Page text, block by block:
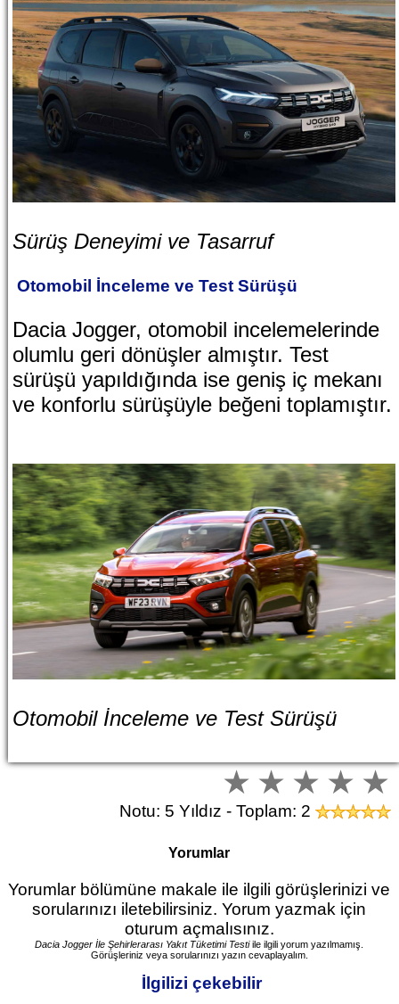
Sürüş Deneyimi ve Tasarruf
Otomobil İnceleme ve Test Sürüşü
Dacia Jogger, otomobil incelemelerinde
olumlu geri dönüşler almıştır. Test
sürüşü yapıldığında ise geniş iç mekanı
ve konforlu sürüşüyle beğeni toplamıştır.
Otomobil İnceleme ve Test Sürüşü
Notu: 5 Yıldız - Toplam: 2
Yorumlar
Yorumlar bölümüne makale ile ilgili görüşlerinizi ve
sorularınızı iletebilirsiniz. Yorum yazmak için
oturum açmalısınız.
Dacia Jogger İle Şehirlerarası Yakıt Tüketimi Testiile ilgili yorum yazılmamış.
Görüşleriniz veya sorularınızı yazın cevaplayalım.
İlgilizi çekebilir